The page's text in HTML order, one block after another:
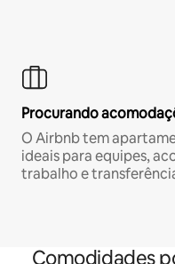
Procurando
O Airbnb tem
ideais para equipes,
trabalho e
Comodidades